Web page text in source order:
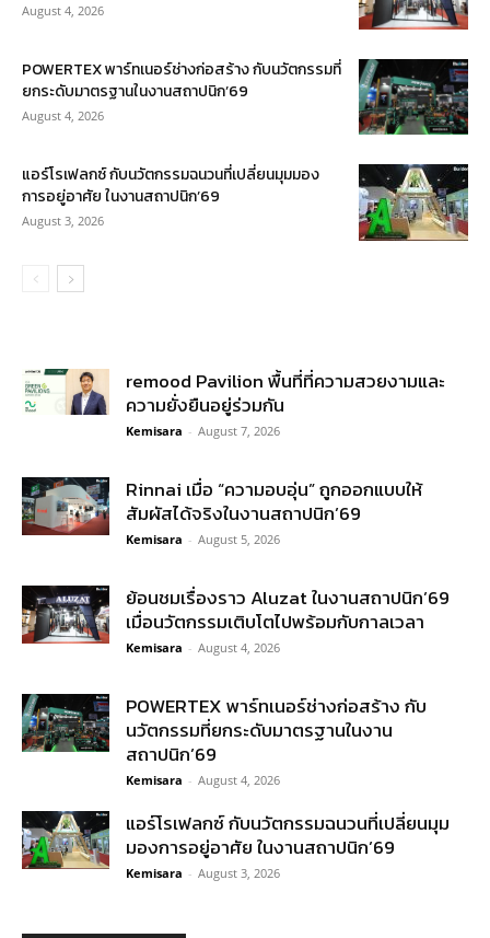
August 4, 2026
POWERTEX พาร์ทเนอร์ช่างก่อสร้าง กับนวัตกรรมที่
ยกระดับมาตรฐานในงานสถาปนิก’69
August 4, 2026
แอร์โรเฟลกซ์ กับนวัตกรรมฉนวนที่เปลี่ยนมุมมอง
การอยู่อาศัย ในงานสถาปนิก’69
August 3, 2026
remood Pavilion พื้นที่ที่ความสวยงามและ
ความยั่งยืนอยู่ร่วมกัน
Kemisara - August 7, 2026
Rinnai เมื่อ “ความอบอุ่น” ถูกออกแบบให้
สัมผัสได้จริงในงานสถาปนิก’69
Kemisara - August 5, 2026
ย้อนชมเรื่องราว Aluzat ในงานสถาปนิก’69
เมื่อนวัตกรรมเติบโตไปพร้อมกับกาลเวลา
Kemisara - August 4, 2026
POWERTEX พาร์ทเนอร์ช่างก่อสร้าง กับ
นวัตกรรมที่ยกระดับมาตรฐานในงาน
สถาปนิก’69
Kemisara - August 4, 2026
แอร์โรเฟลกซ์ กับนวัตกรรมฉนวนที่เปลี่ยนมุม
มองการอยู่อาศัย ในงานสถาปนิก’69
Kemisara - August 3, 2026